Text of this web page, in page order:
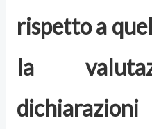
rispetto a
la